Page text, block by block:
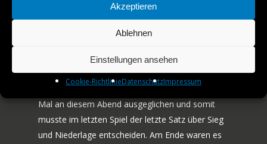
Akzeptieren
Ablehnen
Einstellungen ansehen
Cookie-RichtlinieDatenschutzImpressum
von 2:2 zum Schlussdoppel kam.
Höhepunkt getrieben werden. Nach vier hart
umkämpften Sätzen zwischen Apolonia/Teodoro
und Abiodun/Gauzy stand es bereits zum dritten
Mal an diesem Abend ausgeglichen und somit
musste im letzten Spiel der letzte Satz über Sieg
und Niederlage entscheiden. Am Ende waren es
PARTNER
JOBS
KONTAKT